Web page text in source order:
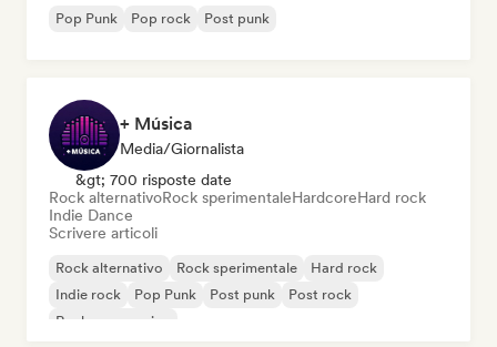
Pop Punk Pop rock Post punk
+ Música
Media/Giornalista
&gt; 700 risposte date
Rock alternativoRock sperimentaleHardcoreHard rock
Indie Dance
Scrivere articoli
Rock alternativo Rock sperimentale
Hard rock
Indie rock
Pop Punk Post punk
Post rock
Rock progressivo